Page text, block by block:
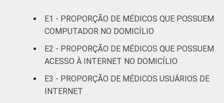
FAIXA ETÁRIA Até 35 anos 82 0
36 a 50
anos
99 1
51 anos ou
E1 - PROPORÇÃO DE MÉDICOS QUE POSSUEM
COMPUTADOR NO DOMICÍLIO
E2 - PROPORÇÃO DE MÉDICOS QUE POSSUEM
ACESSO À INTERNET NO DOMICÍLIO
E3 - PROPORÇÃO DE MÉDICOS USUÁRIOS DE
INTERNET